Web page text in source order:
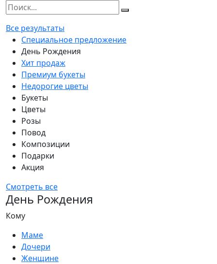
Все результаты
Специальное предложение
День Рождения
Хит продаж
Премиум букеты
Недорогие цветы
Букеты
Цветы
Розы
Повод
Композиции
Подарки
Акция
Смотреть все
День Рождения
Кому
Маме
Дочери
Женщине